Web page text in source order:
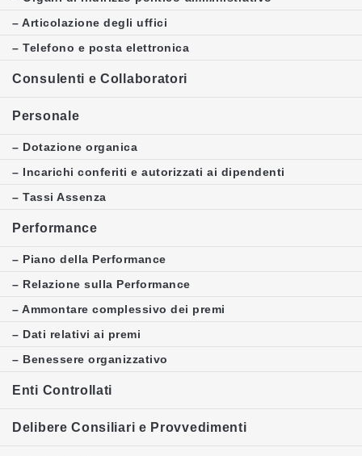
– Articolazione degli uffici
– Telefono e posta elettronica
Consulenti e Collaboratori
Personale
– Dotazione organica
– Incarichi conferiti e autorizzati ai dipendenti
– Tassi Assenza
Performance
– Piano della Performance
– Relazione sulla Performance
– Ammontare complessivo dei premi
– Dati relativi ai premi
– Benessere organizzativo
Enti Controllati
Delibere Consiliari e Provvedimenti